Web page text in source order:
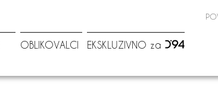
OBLIKOVALCI EKSKLUZIVNO za